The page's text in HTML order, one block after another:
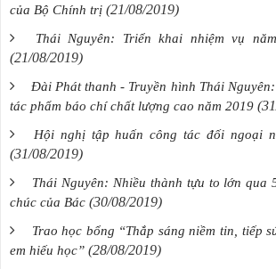
của Bộ Chính trị (21/08/2019)
Thái Nguyên: Triển khai nhiệm vụ
(21/08/2019)
Đài Phát thanh - Truyền hình Thái
tác phẩm báo chí chất lượng cao năm 2019
Hội nghị tập huấn công tác đối ngoại
(31/08/2019)
Thái Nguyên: Nhiều thành tựu to lớn qua
chúc của Bác (30/08/2019)
Trao học bổng “Thắp sáng niềm tin, tiếp
em hiếu học” (28/08/2019)